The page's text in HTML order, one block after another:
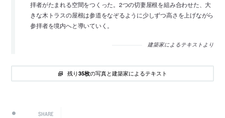
拝者がたまれる空間をつくった。2つの切妻屋根を組み合わせた、大
きな木トラスの屋根は参道をなぞるように少しずつ高さを上げながら
参拝者を境内へと導いていく。
建築家によるテキストより
残り35枚の写真と建築家によるテキスト
SHARE